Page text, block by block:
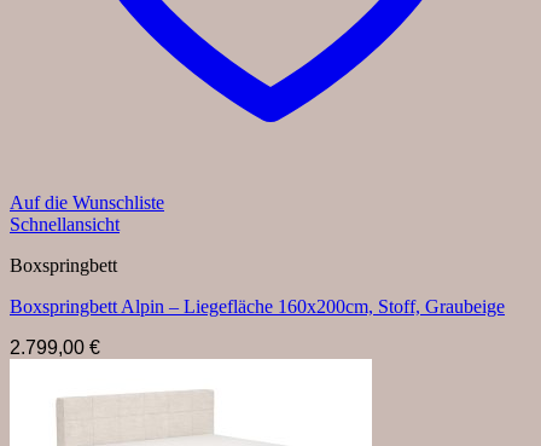
Auf die Wunschliste
Schnellansicht
Boxspringbett
Boxspringbett Alpin – Liegefläche 160x200cm, Stoff, Graubeige
2.799,00 €